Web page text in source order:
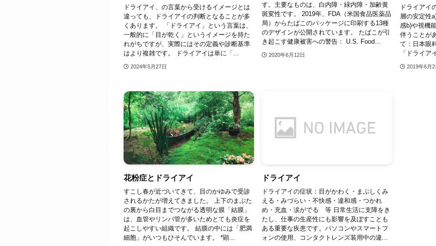
ドライアイ、の言葉から受けるイメージとは
違っても、ドライアイの判断となることが多
くあります。 「ドライアイ」という言葉は、
一般的に「目が乾く」というイメージを持た
れがちですが、実際にはその定義や診断基準
はより複雑です。 ドライアイは単に「...
2024年5月27日
す。主要なものは、白内障・緑内障・加齢黄
斑変性です。 2019年、FDA（米国食品医薬品
局）からたばこのパッケージに印刷する13種
のデザインが公開されています。 たばこが引
き起こす健康被害への警告： U.S. Food...
2020年6月12日
ドライアイ
層の安定性
感b)や視機
伴うことが
て：日本眼
「ドライア
2019年6月2
花粉症とドライアイ
すこし春が近づいてきて、目のかゆみで受診
されるかたが増えてきました。 上下のまぶた
の裏から白目までつながる透明な膜「結膜」
は、血管やリンパ管が多いためとても炎症を
起こしやすい組織です。 結膜の中には「肥満
細胞」がいつもひそんでいます。 *顕...
ドライアイ
ドライアイの症状：目がかわく・まぶしくみ
える・みづらい・不快感・違和感・つかれ
め・充血・涙がでる 等 日常生活に支障をき
たし、仕事の生産性にも影響を及ぼすことも
ある重要な疾患です。パソコンやスマートフ
ォンの使用、コンタクトレンズ装用中の違...